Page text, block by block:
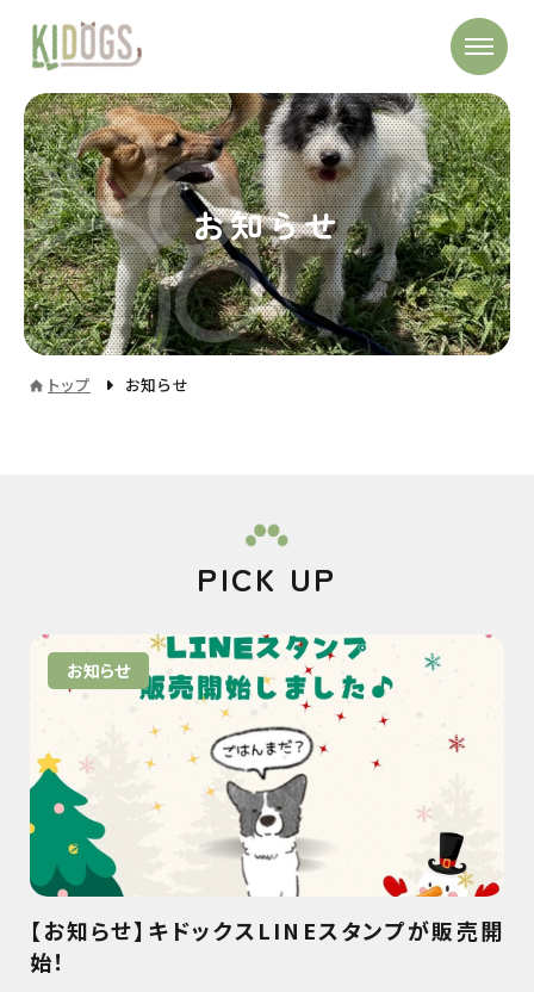
お知らせ
トップ お知らせ
PICK UP
お知らせ
【お知らせ】キドックスLINEスタンプが販売開
始！